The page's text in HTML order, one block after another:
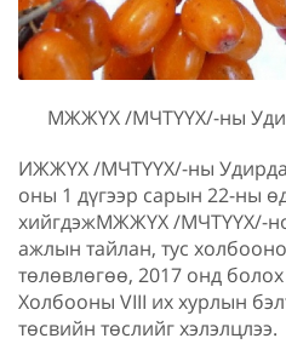
МЖЖҮХ /МЧТҮҮХ/-ны
ИЖЖҮХ /МЧТҮҮХ/-ны
оны 1 дүгээр сарын 22-ны
хийгдэжМЖЖҮХ /МЧТҮҮХ/-
ажлын тайлан, тус
төлөвлөгөө, 2017 онд
Холбооны VIII их хурлын
төсвийн төслийг хэлэлцлээ.